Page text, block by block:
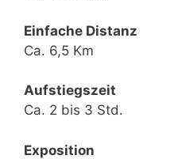
Einfache Distanz
Ca. 6,5 Km
Aufstiegszeit
Ca. 2 bis 3 Std.
Exposition